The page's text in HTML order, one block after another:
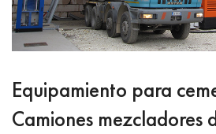
Equipamiento para
Camiones mezcladores